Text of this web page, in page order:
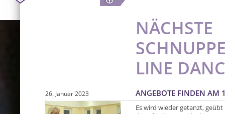
NÄCHSTE
LINE
ANGEBOTE FINDEN AM
26. Januar 2023
Es wird wieder getanzt,